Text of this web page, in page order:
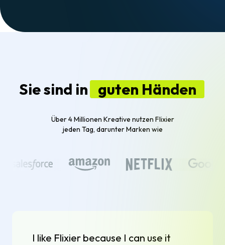
Sie sind in guten Händen
Über 4 Millionen Kreative nutzen Flixier
jeden Tag, darunter Marken wie
I like Flixier because I can use it